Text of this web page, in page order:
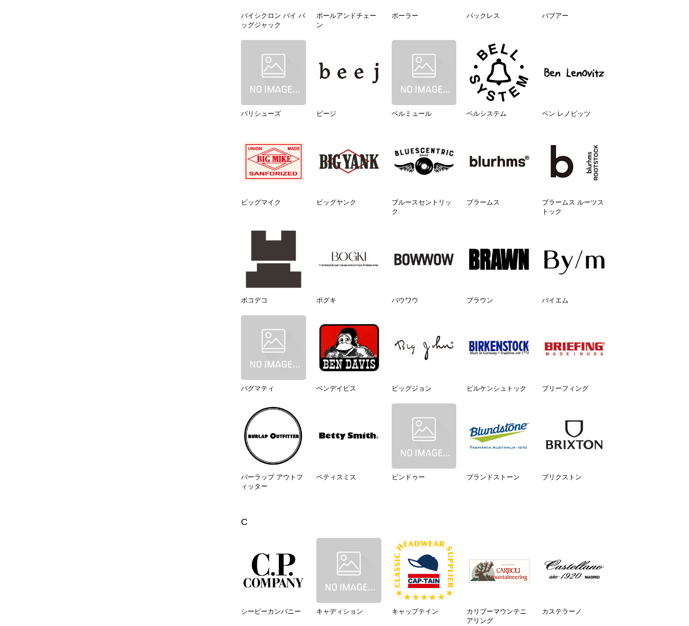
バイシクロン バイ バ
ッグジャック
ボールアンドチェー
ン
ボーラー バックレス バブアー
バリシューズ ビージ ベルミュール ベルシステム ベン レノビッツ
ビッグマイク ビッグヤンク
ブルースセントリッ
ク
ブラームス
ブラームス ルーツス
トック
ボコデコ ボグキ バウワウ ブラウン バイエム
バグマティ ベンデイビス ビッグジョン ビルケンシュトック ブリーフィング
バーラップ アウトフ
ィッター
ベティスミス ビンドゥー ブランドストーン ブリクストン
C
シーピーカンパニー キャディション キャップテイン
カリブーマウンテニ
アリング
カステラーノ